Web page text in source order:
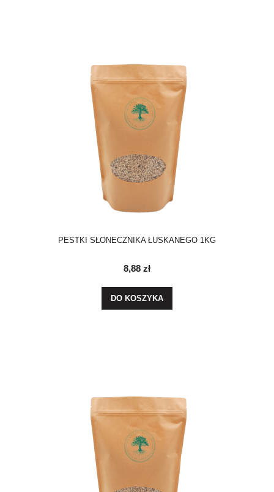
PESTKI SŁONECZNIKA ŁUSKANEGO 1KG
8,88 zł
DO KOSZYKA